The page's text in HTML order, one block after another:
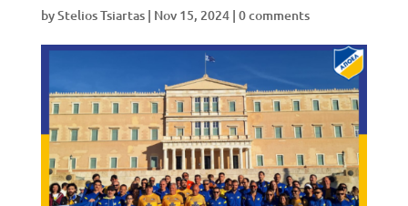
byStelios Tsiartas| Nov 15, 2024| 0 comments